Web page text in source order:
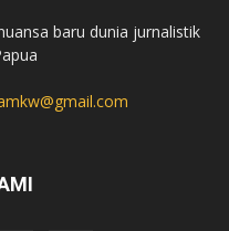
baru dunia jurnalistik